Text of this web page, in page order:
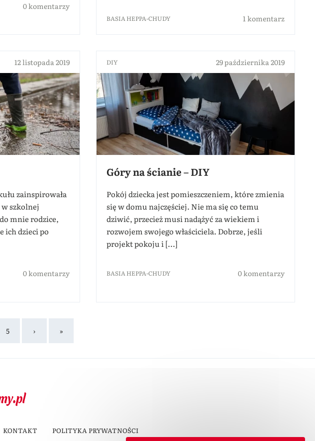
0 komentarzy
BASIA HEPPA-CHUDY 1 komentarz
12 listopada 2019
zainspirowała
szkolnej
mnie rodzice,
ich dzieci po
0 komentarzy
DIY 29 października 2019
Góry na ścianie – DIY
Pokój dziecka jest pomieszczeniem, które zmienia
się w domu najczęściej. Nie ma się co temu
dziwić, przecież musi nadążyć za wiekiem i
rozwojem swojego właściciela. Dobrze, jeśli
projekt pokoju i [...]
BASIA HEPPA-CHUDY 0 komentarzy
5 › »
KONTAKT POLITYKA PRYWATNOŚCI